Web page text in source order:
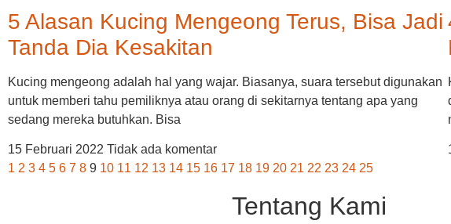
5 Alasan Kucing Mengeong Terus, Bisa Jadi
Tanda Dia Kesakitan
Kucing mengeong adalah hal yang wajar. Biasanya, suara tersebut digunakan
untuk memberi tahu pemiliknya atau orang di sekitarnya tentang apa yang
sedang mereka butuhkan. Bisa
15 Februari 2022 Tidak ada komentar
1 2 3 4 5 6 7 8 9 10 11 12 13 14 15 16 17 18 19 20 21 22 23 24 25
Tentang Kami